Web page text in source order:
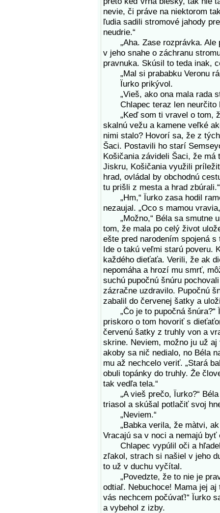
nevie, či práve na niektorom
ľudia sadili stromové jahody
neudrie.“
„Aha. Zase rozprávka. Ale
v jeho snahe o záchranu
pravnuka. Skúsil to teda inak,
„Mal si prababku Veronu
Ïurko prikývol.
„Vieš, ako ona mala rada
Chlapec teraz len neurčito
„Keď som ti vravel o tom,
skalnú vežu a kamene veľké
nimi stalo? Hovorí sa, že z
Šaci. Postavili ho starí
Košičania závideli Šaci, že
Jiskru, Košičania využili
hrad, ovládal by obchodnú
tu prišli z mesta a hrad zbúrali.“
„Hm,“ Ïurko zasa hodil
nezaujal. „Oco s mamou
„Možno,“ Béla sa smutne
tom, že mala po celý život
ešte pred narodením spojená
Ide o takú veľmi starú poveru.
každého dieťaťa. Verili, že ak
nepomáha a hrozí mu smrť,
suchú pupočnú šnúru
zázračne uzdravilo. Pupočnú
zabalil do červenej šatky a
„Čo je to pupočná šnúra?“
priskoro o tom hovoriť s
červenú šatky z truhly von a
skrine. Neviem, možno ju už
akoby sa nič nedialo, no Béla
mu až nechcelo veriť. „Stará
obuli topánky do truhly. Že
tak vedľa tela.“
„A vieš prečo, Ïurko?“ Béla
triasol a skúšal potlačiť svoj
„Neviem.“
„Babka verila, že màtvi, ak
Vracajú sa v noci a nemajú
Chlapec vypúlil oči a hľadel
zľakol, strach si našiel v jeho
to už v duchu vyčítal.
„Povedzte, že to nie je
odtiaľ. Nebuchoce! Mama jej
vás nechcem počúvať!“ Ïurko
a vybehol z izby.